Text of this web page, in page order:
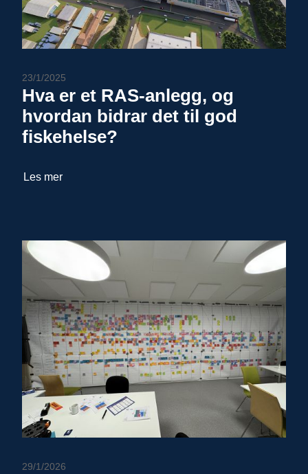
23/1/2025
Hva er et RAS-anlegg, og
hvordan bidrar det til god
fiskehelse?
Les mer
29/1/2026